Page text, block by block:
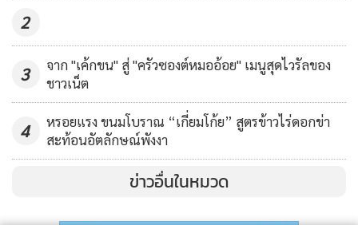
ลองไข่กระทะกันให้ได้ ซึ่งที่เมืองอุดรฯ มีร้านอาหารที่ขายเมนูไข่
ร้านราชาไข่กระทะ, ร้านเนสกาแฟ , ร้านยิ่งอุดม เรียกว่าไปเลือก
ลิ้มลองกันตามใจชอบกันได้เลย
บก.ข่าวท่องเที่ยว แฟกซ์ 0-2629-4467 อีเมล์
2
3
จาก "เค้กขน" สู่ "ครัวซองต์หมออ้อย" เมนูสุดไวรัลของ
ชาวเน็ต
4
หรอยแรง ขนมโบราณ “เกี่ยมโก้ย” สูตรข้าวไร่ดอกข่า
สะท้อนอัตลักษณ์พังงา
ข่าวอื่นในหมวด